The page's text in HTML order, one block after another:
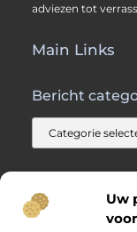
Uw
adviezen tot
Main Links
Bericht
@2025